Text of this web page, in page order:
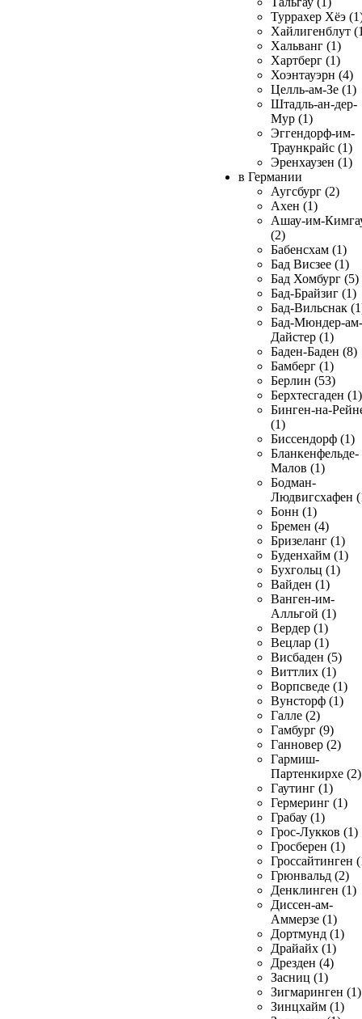
Туррахер Хёэ
Хайлигенблут
Хальванг (1)
Хартберг (1)
Хоэнтауэрн (4)
Целль-ам-Зе (1)
Штадль-ан-дер-
Мур (1)
Эггендорф-им-
Траункрайс (1)
Эренхаузен (1)
в Германии
Аугсбург (2)
Ахен (1)
Ашау-им-
(2)
Бабенсхам (1)
Бад Висзее (1)
Бад Хомбург (5)
Бад-Брайзиг (1)
Бад-Вильснак
Бад-Мюндер-ам-
Дайстер (1)
Баден-Баден (8)
Бамберг (1)
Берлин (53)
Берхтесгаден (1)
Бинген-на-
(1)
Биссендорф (1)
Бланкенфельде-
Малов (1)
Бодман-
Людвигсхафен
Бонн (1)
Бремен (4)
Бризеланг (1)
Буденхайм (1)
Бухгольц (1)
Вайден (1)
Ванген-им-
Алльгой (1)
Вердер (1)
Вецлар (1)
Висбаден (5)
Виттлих (1)
Ворпсведе (1)
Вунсторф (1)
Галле (2)
Гамбург (9)
Ганновер (2)
Гармиш-
Партенкирхе (2)
Гаутинг (1)
Гермеринг (1)
Грабау (1)
Грос-Лукков (1)
Гросберен (1)
Гроссайтинген
Грюнвальд (2)
Денклинген (1)
Диссен-ам-
Аммерзе (1)
Дортмунд (1)
Драйайх (1)
Дрезден (4)
Засниц (1)
Зигмаринген (1)
Зинцхайм (1)